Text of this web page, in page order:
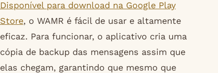
Disponível para download na Google Play
Store, o WAMR é fácil de usar e altamente
eficaz. Para funcionar, o aplicativo cria uma
cópia de backup das mensagens assim que
elas chegam, garantindo que mesmo que